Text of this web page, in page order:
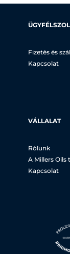
Fizetés és
Kapcsolat
VÁLLALAT
Rólunk
A Millers Oils
Kapcsolat